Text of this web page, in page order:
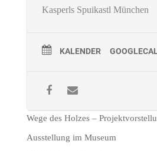
Kasperls Spuikastl München
KALENDER
Wege des Holzes –
Ausstellung im Museum